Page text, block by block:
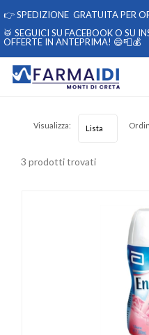
👉SPEDIZIONE GRATUITA PER
🥁 SEGUICI SU FACEBOOKO SU
OFFERTE IN ANTEPRIMA! 😄📮💰
Alimentazione dietetica
3 prodotti trovati
Visualizza: